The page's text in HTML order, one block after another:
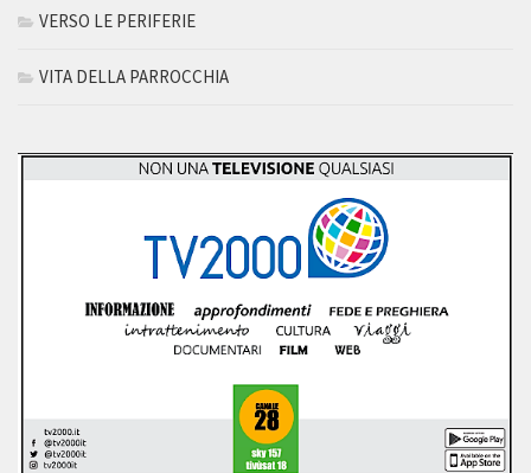
VERSO LE PERIFERIE
VITA DELLA PARROCCHIA